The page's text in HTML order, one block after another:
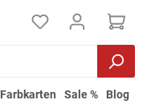
Farbkarten Sale % Blog